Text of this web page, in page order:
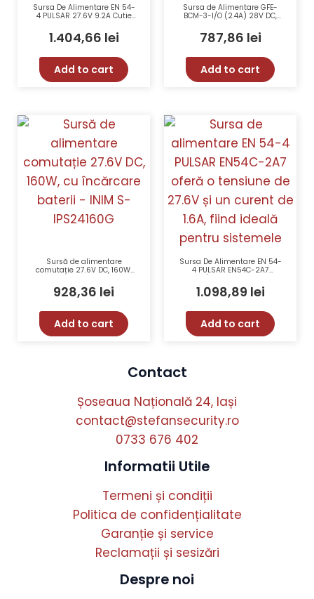
Sursa De Alimentare EN 54-
4 PULSAR 27.6V 9.2A Cutie
1.404,66 lei
Add to cart
Sursa de Alimentare GFE-
BCM-3-I/O (2.4A) 28V DC,
787,86 lei
Add to cart
Sursă de alimentare
comutație 27.6V DC, 160W,
S-IPS24160G
928,36 lei
Add to cart
Sursa De Alimentare EN 54-
4 PULSAR EN54C-2A7
2x7Ah/12V
1.098,89 lei
Add to cart
Contact
Șoseaua Națională 24, Iași
contact@stefansecurity.ro
0733 676 402
Informatii Utile
Termeni și condiții
Politica de confidențialitate
Garanție și service
Reclamații și sesizări
Despre noi